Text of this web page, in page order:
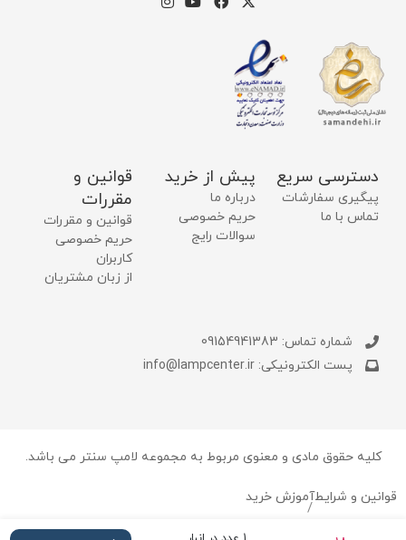
دسترسی سریع
پیگیری سفارشات
تماس با ما
پیش از خرید
درباره ما
حریم خصوصی
سوالات رایج
قوانین و
مقررات
قوانین و مقررات
حریم خصوصی
کاربران
از زبان مشتریان
شماره تماس: 09154941383
پست الکترونیکی: info@lampcenter.ir
کلیه حقوق مادی و معنوی مربوط به مجموعه لامپ سنتر می باشد.
قوانین و شرایط
/
آموزش خرید